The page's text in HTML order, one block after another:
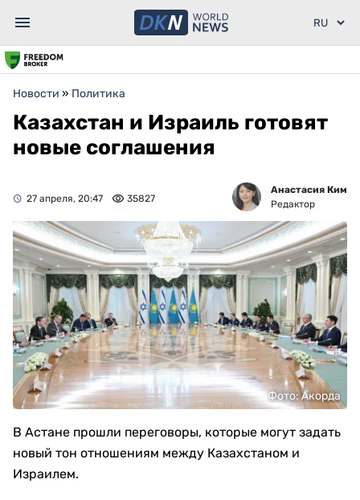
Новости » Политика
Казахстан и Израиль готовят
новые соглашения
27 апреля, 20:47 35827
Анастасия Ким
Редактор
Фото: Акорда
В Астане прошли переговоры, которые могут задать
новый тон отношениям между Казахстаном и
Израилем.